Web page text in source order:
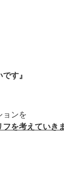
す』
ョンを
フを考えていき